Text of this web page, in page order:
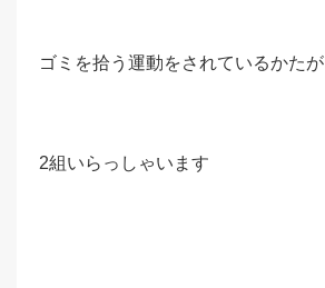
ゴミを拾う運動をされているかたが
2組いらっしゃいます